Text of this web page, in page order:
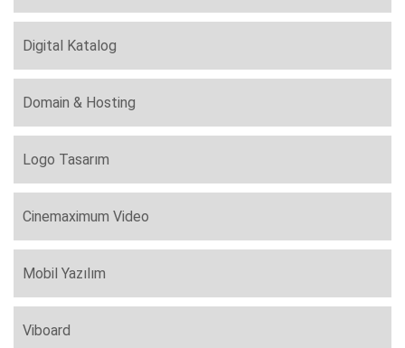
Digital Katalog
Domain & Hosting
Logo Tasarım
Cinemaximum Video
Mobil Yazılım
Viboard